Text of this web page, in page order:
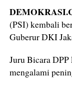
(PSI) kembali
Guberur DKI
Juru Bicara
mengalami